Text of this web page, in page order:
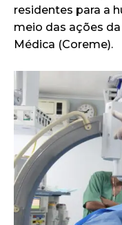
residentes para a
meio das ações
Médica (Coreme).